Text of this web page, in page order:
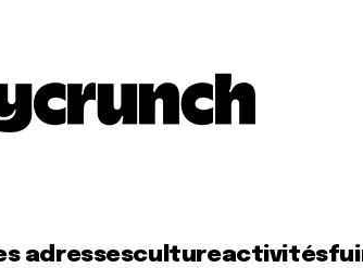
adressescultureactivités